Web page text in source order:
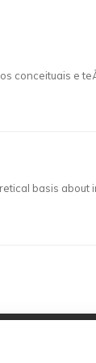
conceituais e
basis about